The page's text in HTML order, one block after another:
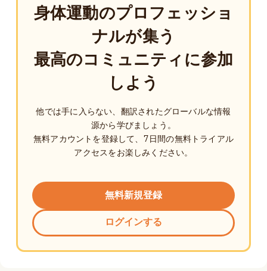
身体運動のプロフェッショ
ナルが集う
最高のコミュニティに参加
しよう
他では手に入らない、翻訳されたグローバルな情報
源から学びましょう。
無料アカウントを登録して、7日間の無料トライアル
アクセスをお楽しみください。
無料新規登録
ログインする